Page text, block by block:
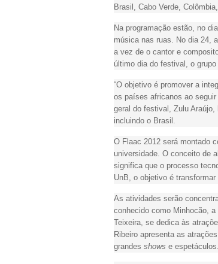
Brasil, Cabo Verde,
Na programação estão, no
música nas ruas. No dia 24,
a vez de o cantor e
último dia do festival, o
“O objetivo é promover a
os países africanos ao
geral do festival, Zulu
incluindo o Brasil.
O Flaac 2012 será montado
universidade. O conceito de
significa que o processo
UnB, o objetivo é
As atividades serão
conhecido como Minhocão,
Teixeira, se dedica às
Ribeiro apresenta as
grandes shows e